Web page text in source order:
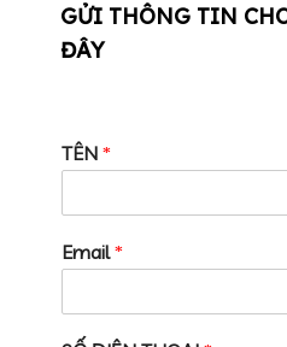
GỬI THÔNG TIN
ĐÂY
TÊN *
Email*